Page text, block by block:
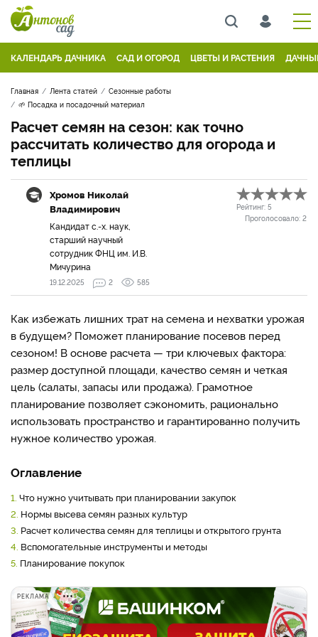
КАЛЕНДАРЬ ДАЧНИКА САД И ОГОРОД ЦВЕТЫ И РАСТЕНИЯ
Главная Лента статей
Сезонные работы
🌱 Посадка и посадочный материал
Расчет семян на сезон: как точно
рассчитать количество для огорода и
теплицы
Хромов Николай
Владимирович
Кандидат с.-х. наук,
старший научный
сотрудник ФНЦ им. И.В.
Мичурина
Рейтинг: 5
Проголосовало: 2
19.12.2025 2 585
Как избежать лишних трат на семена и нехватки урожая
в будущем? Поможет планирование посевов перед
сезоном! В основе расчета — три ключевых фактора:
размер доступной площади, качество семян и четкая
цель (салаты, запасы или продажа). Грамотное
планирование позволяет сэкономить, рационально
использовать пространство и гарантированно получить
нужное количество урожая.
Оглавление
1. Что нужно учитывать при планировании закупок
2. Нормы высева семян разных культур
3. Расчет количества семян для теплицы и открытого грунта
4. Вспомогательные инструменты и методы
5. Планирование покупок
РЕКЛАМА